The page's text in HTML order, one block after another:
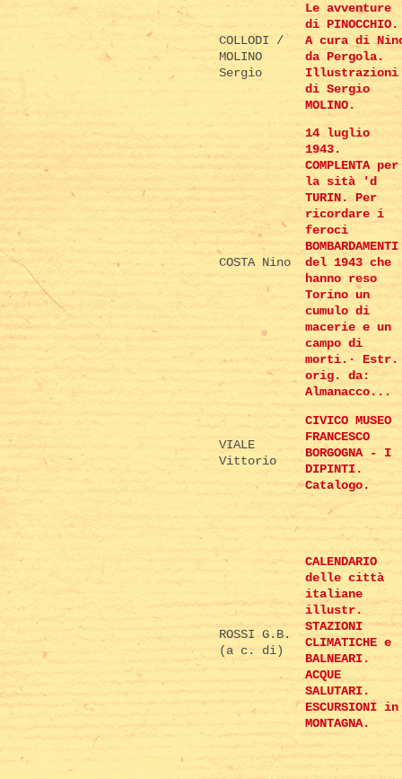
COLLODI /
MOLINO
Sergio
Le avventure
di PINOCCHIO.
A cura di
da Pergola.
Illustrazioni
di Sergio
MOLINO.
COSTA Nino
14 luglio
1943.
COMPLENTA per
la sità 'd
TURIN. Per
ricordare i
feroci
BOMBARDAMENTI
del 1943 che
hanno reso
Torino un
cumulo di
macerie e un
campo di
morti.· Estr.
orig. da:
Almanacco...
VIALE
Vittorio
CIVICO MUSEO
FRANCESCO
BORGOGNA - I
DIPINTI.
Catalogo.
ROSSI G.B.
(a c. di)
CALENDARIO
delle città
italiane
illustr.
STAZIONI
CLIMATICHE e
BALNEARI.
ACQUE
SALUTARI.
ESCURSIONI in
MONTAGNA.